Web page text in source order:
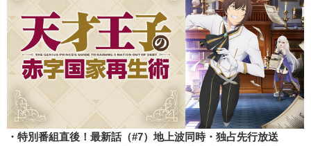
・特別番組直後！最新話（#7）地上波同時・独占先行放送